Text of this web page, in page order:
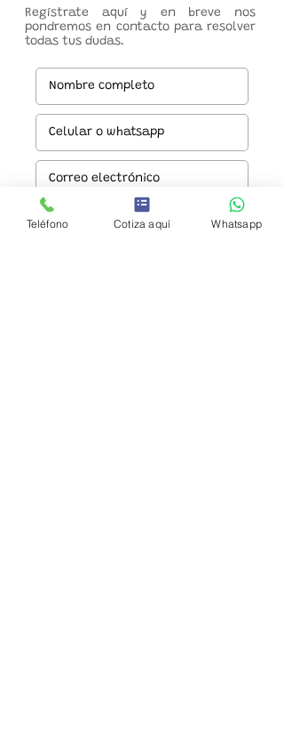
Regístrate aquí y en breve nos
pondremos en contacto para resolver
todas tus dudas.
Teléfono Cotiza aquí Whatsapp